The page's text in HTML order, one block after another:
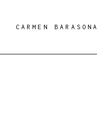
CARMEN BARASONA